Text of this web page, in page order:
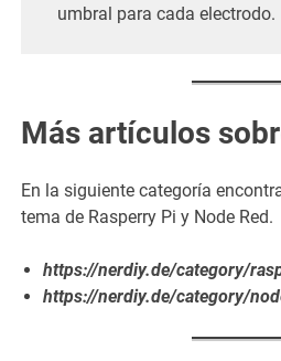
umbral para cada electrodo.
Más artículos
En la siguiente categoría
tema de Rasperry Pi y Node Red.
https://nerdiy.de/category/
https://nerdiy.de/category/